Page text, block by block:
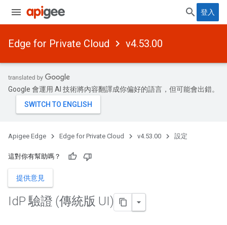
登入
Edge for Private Cloud v4.53.00
Google 會運用 AI 技術將內容翻譯成你偏好的語言，但可能會出錯。
Apigee Edge Edge for Private Cloud v4.53.00 設定
這對你有幫助嗎？
提供意見
IdP 驗證 (傳統版 UI)